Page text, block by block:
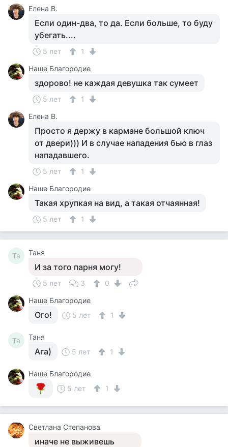
Елена В.
Если один-два, то да. Если больше, то буду
убегать....
5 лет
1
Наше Благородие
здорово! не каждая девушка так сумеет
5 лет
1
Елена В.
Просто я держу в кармане большой ключ
от двери))) И в случае нападения бью в глаз
нападавшего.
5 лет
1
Наше Благородие
Такая хрупкая на вид, а такая отчаянная!
5 лет 1
Та Таня
И за того парня могу!
5 лет 3
0
Наше Благородие
Ого! 5 лет 1
Та Таня
Ага) 5 лет 1
Наше Благородие
5 лет
1
Светлана Степанова
иначе не выживешь